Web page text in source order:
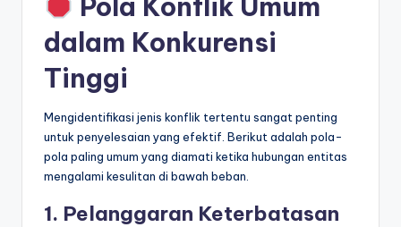
Pola Konflik Umum
dalam Konkurensi
Tinggi
Mengidentifikasi jenis konflik tertentu sangat penting
untuk penyelesaian yang efektif. Berikut adalah pola-
pola paling umum yang diamati ketika hubungan entitas
mengalami kesulitan di bawah beban.
1. Pelanggaran Keterbatasan